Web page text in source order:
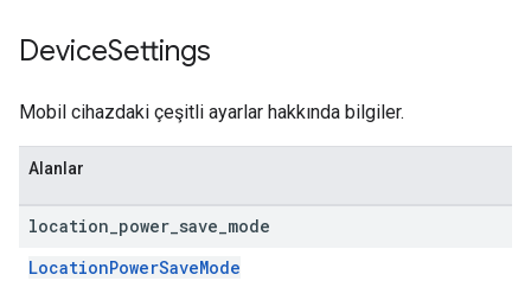
DeviceSettings
Mobil cihazdaki çeşitli ayarlar hakkında bilgiler.
Alanlar
location power save mode
LocationPowerSaveMode